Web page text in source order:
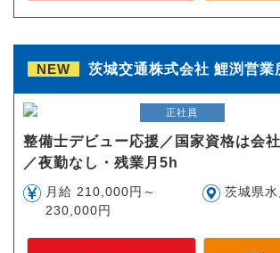
NEW 茨城交通株式会社 鯉渕営業
正社員
整備士デビュー応援／国家資格は会
／夜勤なし・残業月5h
月給 210,000円～
230,000円
茨城県